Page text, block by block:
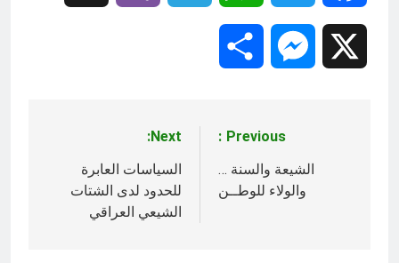
Messenger
المقالات
Previous:
الشيعة والسنة …
والولاء للوطــن
Next:
السياسات العابرة
للحدود لدى الشتات
الشيعي العراقي